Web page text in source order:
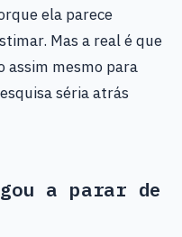
ela parece
Mas a real é que
assim mesmo para
séria atrás
a parar de